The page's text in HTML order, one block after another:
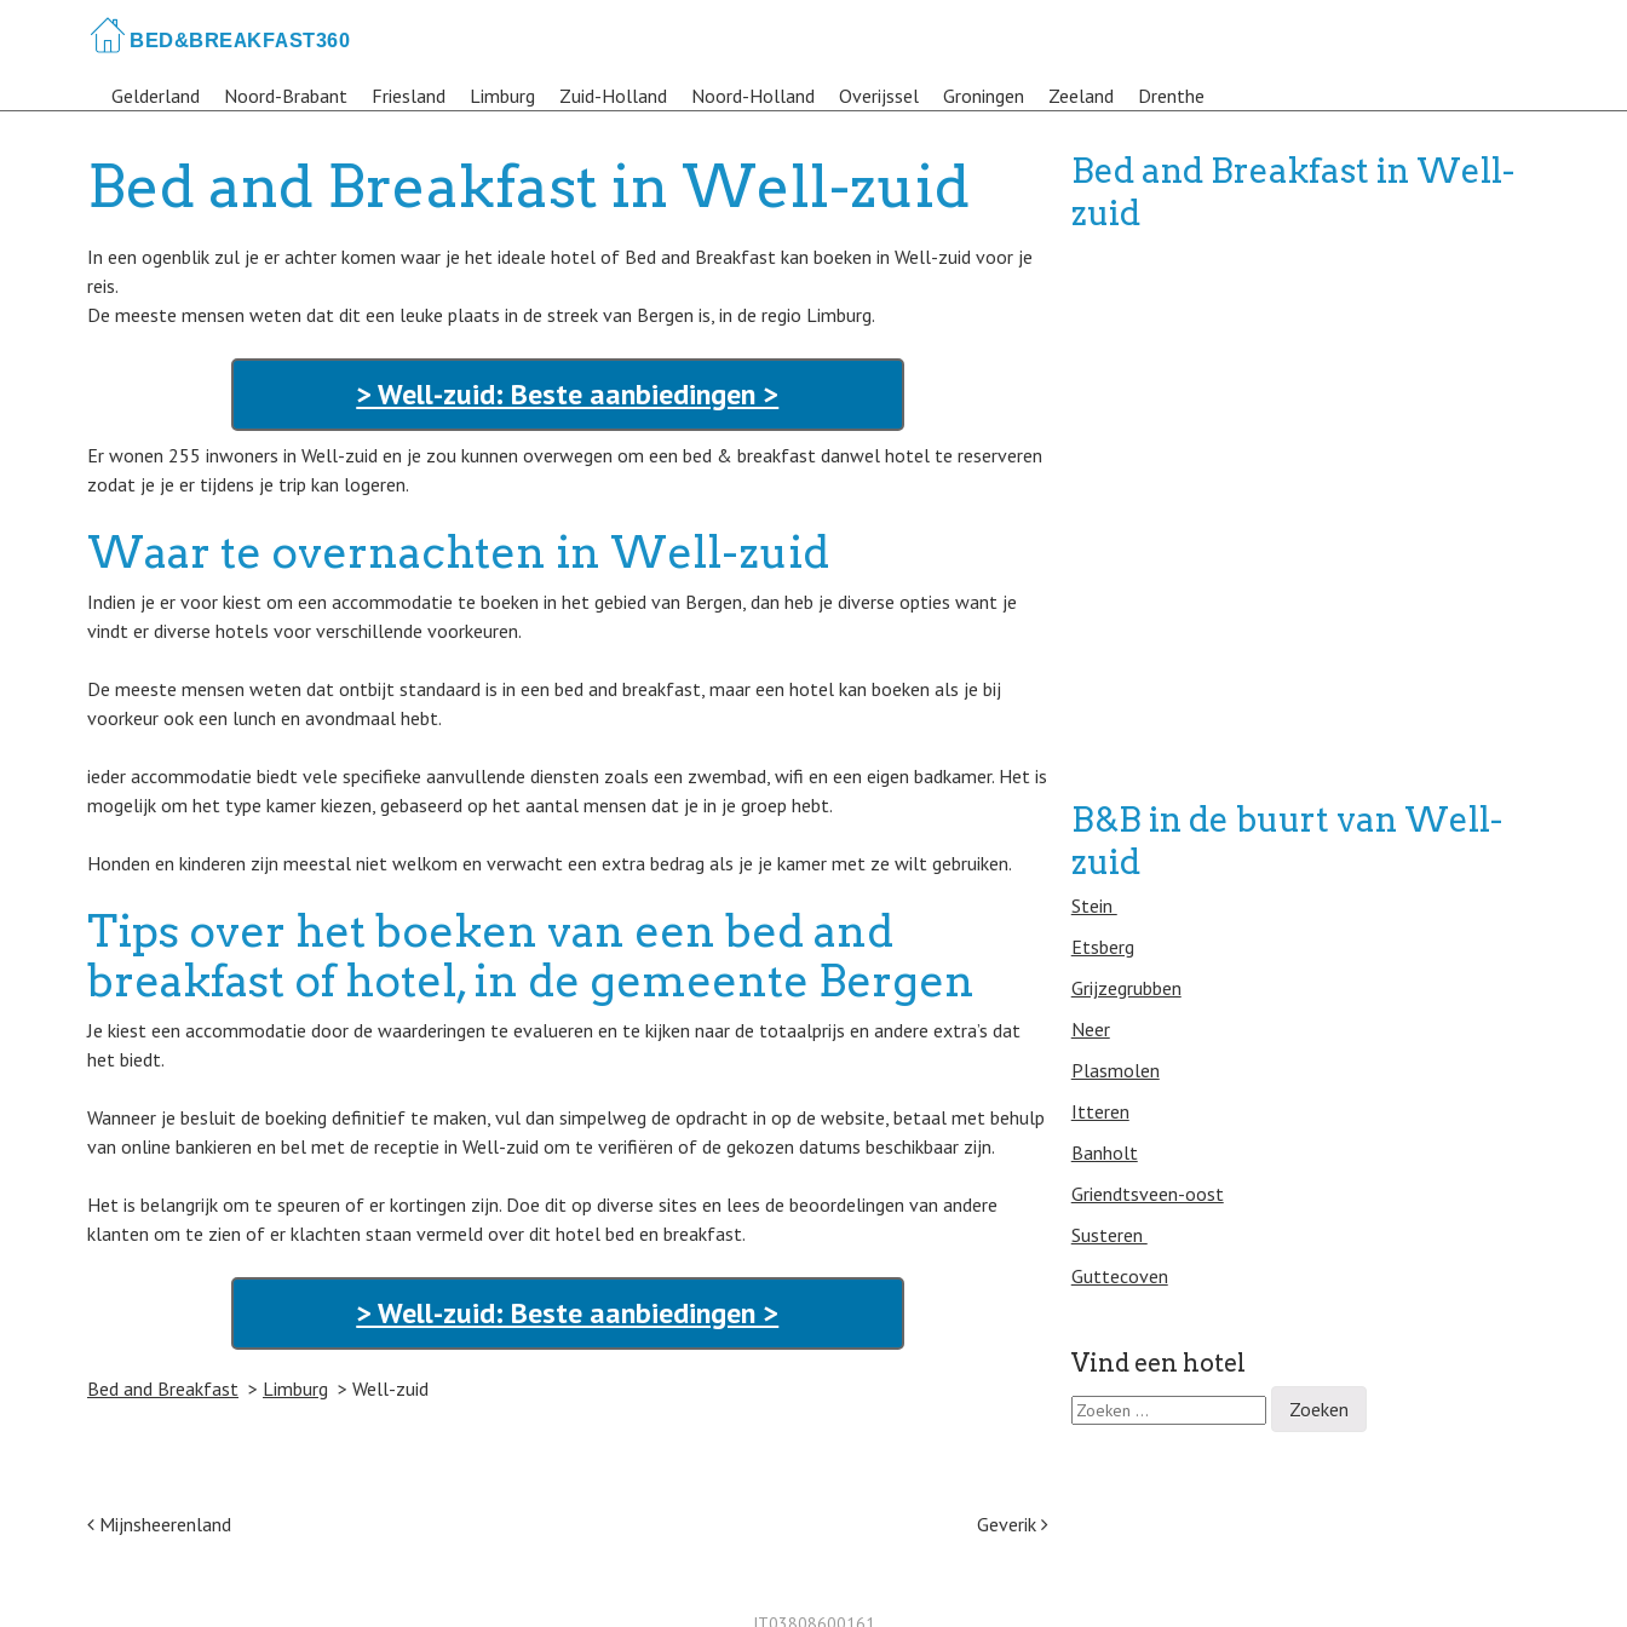
Gelderland Noord-Brabant Friesland Limburg Zuid-Holland Noord-Holland Overijssel Groningen Zeeland Drenthe
Bed and Breakfast in Well-zuid
In een ogenblik zul je er achter komen waar je het ideale hotel of Bed and Breakfast kan boeken in Well-zuid voor je
reis.
De meeste mensen weten dat dit een leuke plaats in de streek van Bergen is, in de regio Limburg.
> Well-zuid: Beste aanbiedingen >
Er wonen 255 inwoners in Well-zuid en je zou kunnen overwegen om een bed & breakfast danwel hotel te reserveren
zodat je je er tijdens je trip kan logeren.
Waar te overnachten in Well-zuid
Indien je er voor kiest om een accommodatie te boeken in het gebied van Bergen, dan heb je diverse opties want je
vindt er diverse hotels voor verschillende voorkeuren.
De meeste mensen weten dat ontbijt standaard is in een bed and breakfast, maar een hotel kan boeken als je bij
voorkeur ook een lunch en avondmaal hebt.
ieder accommodatie biedt vele specifieke aanvullende diensten zoals een zwembad, wifi en een eigen badkamer. Het is
mogelijk om het type kamer kiezen, gebaseerd op het aantal mensen dat je in je groep hebt.
Honden en kinderen zijn meestal niet welkom en verwacht een extra bedrag als je je kamer met ze wilt gebruiken.
Tips over het boeken van een bed and
breakfast of hotel, in de gemeente Bergen
Je kiest een accommodatie door de waarderingen te evalueren en te kijken naar de totaalprijs en andere extra’s dat
het biedt.
Wanneer je besluit de boeking definitief te maken, vul dan simpelweg de opdracht in op de website, betaal met behulp
van online bankieren en bel met de receptie in Well-zuid om te verifiëren of de gekozen datums beschikbaar zijn.
Het is belangrijk om te speuren of er kortingen zijn. Doe dit op diverse sites en lees de beoordelingen van andere
klanten om te zien of er klachten staan vermeld over dit hotel bed en breakfast.
> Well-zuid: Beste aanbiedingen >
Bed and Breakfast Limburg Well-zuid
Post navigation
Mijnsheerenland Geverik
Bed and Breakfast in Well-
zuid
B&B in de buurt van Well-
zuid
Stein
Etsberg
Grijzegrubben
Neer
Plasmolen
Itteren
Banholt
Griendtsveen-oost
Susteren
Guttecoven
Vind een hotel
Z
o